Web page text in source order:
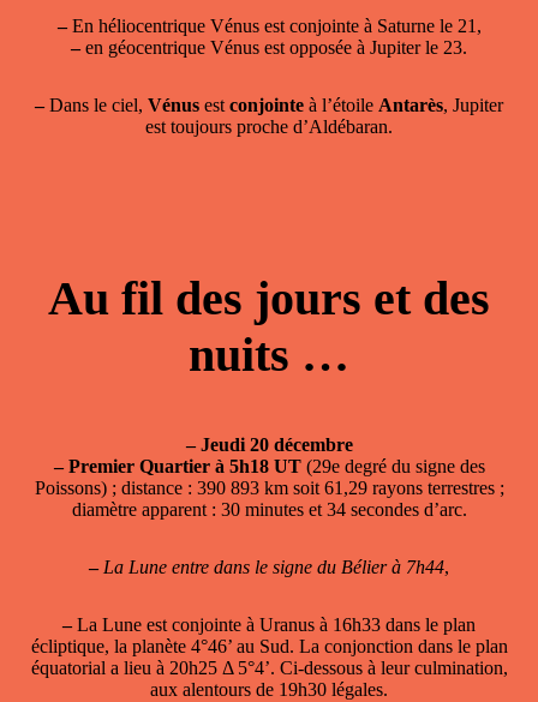
–En héliocentrique Vénus est conjointe à Saturne le 21,
–en géocentrique Vénus est opposée à Jupiter le 23.
–Dans le ciel, Vénus est conjointe à l’étoile Antarès, Jupiter
est toujours proche d’Aldébaran.
Au fil des jours et des
nuits …
– Jeudi 20 décembre
– Premier Quartier à 5h18 UT(29e degré du signe des
Poissons) ; distance : 390 893 km soit 61,29 rayons terrestres ;
diamètre apparent : 30 minutes et 34 secondes d’arc.
– La Lune entre dans le signe du Bélier à 7h44,
– La Lune est conjointe à Uranus à 16h33 dans le plan
écliptique, la planète 4°46’ au Sud. La conjonction dans le plan
équatorial a lieu à 20h25 Δ 5°4’. Ci-dessous à leur culmination,
aux alentours de 19h30 légales.